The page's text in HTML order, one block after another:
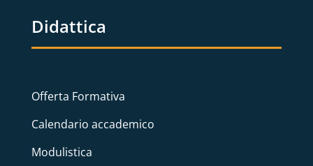
Didattica
Offerta Formativa
Calendario accademico
Modulistica